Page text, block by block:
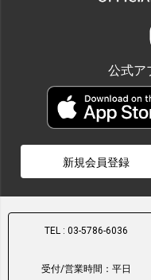
公式ア
新規会員登録
TEL : 03-5786-6036
受付/営業時間：平日